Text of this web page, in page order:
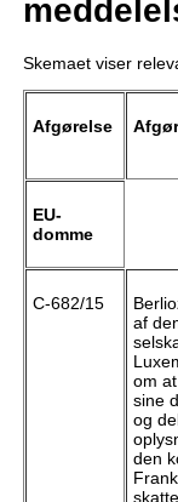
Skemaet viser
Afgørelse
EU-
domme
C-682/15
af
om
sine
og
den